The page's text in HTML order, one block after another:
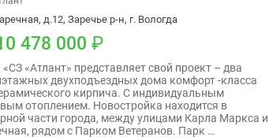
д.12, Заречье р-н, г. Вологда
478 000
«Атлант» представляет свой проект – два
двухподъездных дома комфорт -класса
кирпича. С индивидуальным
отоплением. Новостройка находится в
части города, между улицами Карла Маркса и
рядом с Парком Ветеранов. Парк …